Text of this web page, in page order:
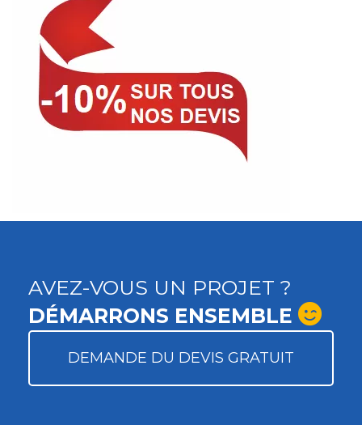
AVEZ-VOUS UN PROJET ?
DÉMARRONS ENSEMBLE
DEMANDE DU DEVIS GRATUIT